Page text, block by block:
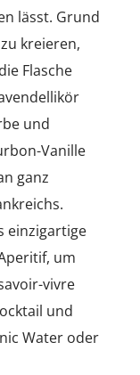
lässt. Grund
kreieren,
Flasche
und
Vanille
ganz
einzigartige
um
vivre
und
Water oder